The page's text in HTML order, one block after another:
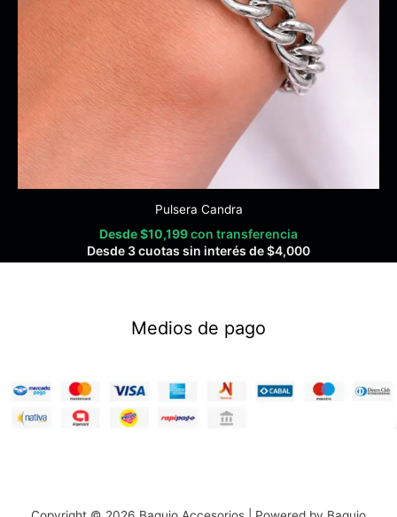
Pulsera Candra
Desde$10,199con transferencia
Desde 3 cuotas sin interés de$4,000
Medios de pago